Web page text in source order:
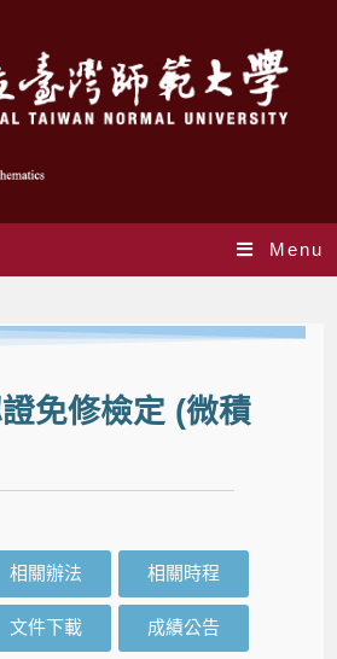
Menu
免修檢定 (微積
相關辦法 相關時程
文件下載 成績公告